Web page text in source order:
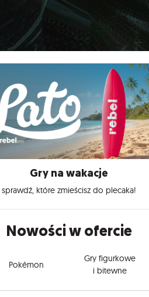
Gry na wakacje
sprawdź, które zmieścisz do plecaka!
Nowości w ofercie
Pokémon
Gry figurkowe
i bitewne